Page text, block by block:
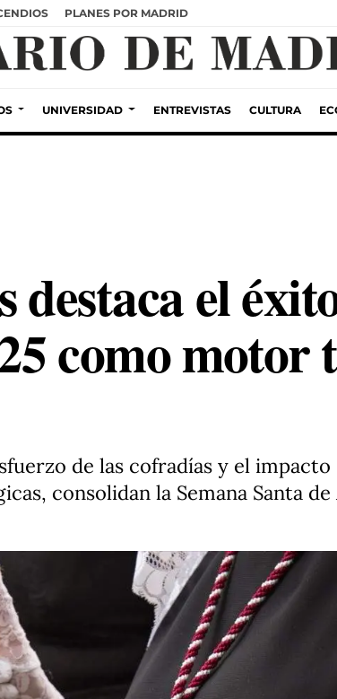
PLANES POR MADRID
UNIVERSIDAD ENTREVISTAS CULTURA
el
como
de las cofradías y el
consolidan la Semana Santa